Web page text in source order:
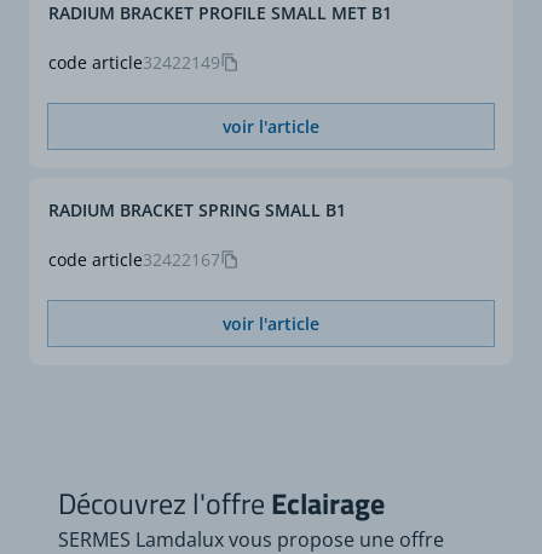
code article32422149
RADIUM BRACKET PROFILE SMALL MET B1
voir l'article
code article32422167
RADIUM BRACKET SPRING SMALL B1
voir l'article
Découvrez l'offreEclairage
SERMES Lamdalux vous propose une offre